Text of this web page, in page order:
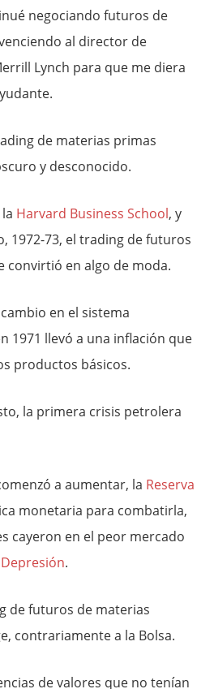
negociando futuros de
al director de
Lynch para que me diera
de materias primas
y desconocido.
Harvard Business School, y
1972-73, el trading de futuros
convirtió en algo de moda.
en el sistema
1971 llevó a una inflación que
productos básicos.
la primera crisis petrolera
a aumentar, la Reserva
monetaria para combatirla,
cayeron en el peor mercado
.
de futuros de materias
contrariamente a la Bolsa.
de valores que no tenían